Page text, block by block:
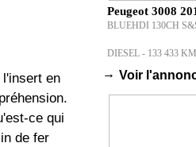
en
ce qui
de fer
Peugeot 3008
BLUEHDI 130CH
DIESEL - 133 433 KM
→ Voir